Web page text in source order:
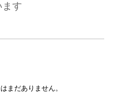
ます
まだありません。